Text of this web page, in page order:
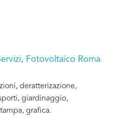
Fotovoltaico Roma
deratterizazione,
giardinaggio,
grafica.